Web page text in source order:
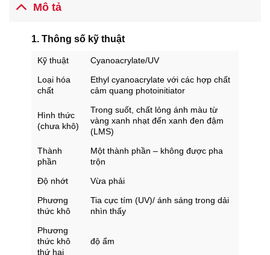
Mô tả
1. Thông số kỹ thuật
Kỹ thuật
Cyanoacrylate/UV
Loại hóa
chất
Ethyl cyanoacrylate với các hợp chất
cảm quang photoinitiator
Hình thức
(chưa khô)
Trong suốt, chất lỏng ánh màu từ
vàng xanh nhạt đến xanh đen đậm
(LMS)
Thành
phần
Một thành phần – không được pha
trộn
Độ nhớt
Vừa phải
Phương
thức khô
Tia cực tím (UV)/ ánh sáng trong dải
nhìn thấy
Phương
thức khô
thứ hai
độ ẩm